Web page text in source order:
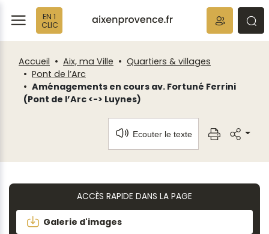
EN 1
CLIC
Accueil Aix, ma Ville
Quartiers & villages
Pont de l’Arc
Aménagements en cours av. Fortuné Ferrini
(Pont de l’Arc <-> Luynes)
Ecouter le texte
ACCÈS RAPIDE DANS LA PAGE
Galerie d'images
Fenêtre
de
chat
Panneau de gestion des cookies